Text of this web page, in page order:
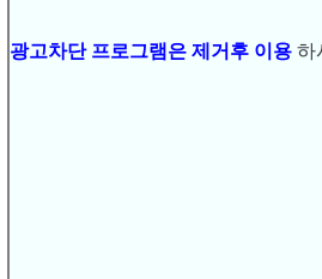
광고차단 프로그램은 제거후 이용
출석체크요